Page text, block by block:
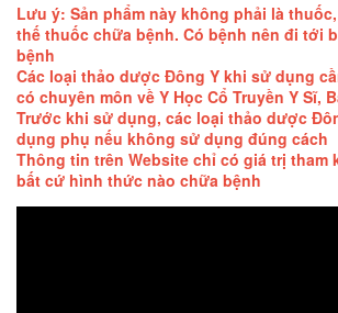
Lưu ý: Sản phẩm này không phải là
thế thuốc chữa bệnh. Có bệnh nên đi tới
bệnh
Các loại thảo dược Đông Y khi sử dụng
có chuyên môn về Y Học Cổ Truyền Y Sĩ,
Trước khi sử dụng, các loại thảo dược
dụng phụ nếu không sử dụng đúng cách
Thông tin trên Website chỉ có giá trị tham
bất cứ hình thức nào chữa bệnh